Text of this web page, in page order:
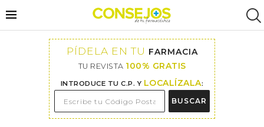
PÍDELA EN TU FARMACIA
TU REVISTA 100% GRATIS
INTRODUCE TU C.P. Y LOCALÍZALA:
BUSCAR